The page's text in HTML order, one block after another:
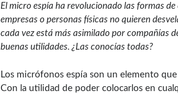
El micro espía ha revolucionado las formas
empresas o personas físicas no quieren
cada vez está más asimilado por compañías
buenas utilidades. ¿Las conocías todas?
Los micrófonos espía son un elemento
Con la utilidad de poder colocarlos en